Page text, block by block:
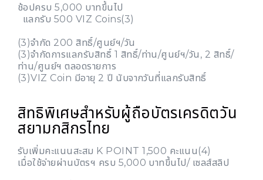
ช้อปครบ 5,000 บาทขึ้นไป
แลกรับ 500 VIZ Coins(3)
(3)จำกัด 200 สิทธิ์/ศูนย์ฯ/วัน
(3)จำกัดการแลกรับสิทธิ์ 1 สิทธิ์/ท่าน/ศูนย์ฯ/วัน, 2 สิทธิ์/
ท่าน/ศูนย์ฯ ตลอดรายการ
(3)VIZ Coin มีอายุ 2 ปี นับจากวันที่แลกรับสิทธิ์
สิทธิพิเศษสำหรับผู้ถือบัตรเครดิตวัน
สยามกสิกรไทย
รับเพิ่มคะแนนสะสม K POINT 1,500 คะแนน(4)
เมื่อใช้จ่ายผ่านบัตรฯ ครบ 5,000 บาทขึ้นไป/ เซลส์สลิป